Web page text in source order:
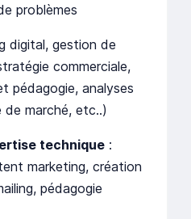
problèmes
digital, gestion de
commerciale,
pédagogie, analyses
de marché, etc..)
technique :
marketing, création
pédagogie